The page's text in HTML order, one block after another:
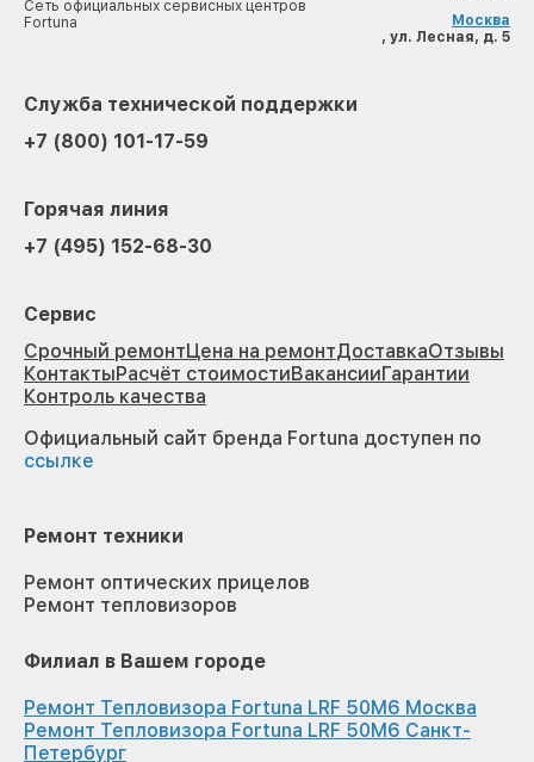
Сеть официальных сервисных центров
Fortuna
Москва
, ул. Лесная, д. 5
Служба технической поддержки
+7 (800) 101-17-59
Горячая линия
+7 (495) 152-68-30
Сервис
Срочный ремонтЦена на ремонтДоставкаОтзывы
КонтактыРасчёт стоимостиВакансииГарантии
Контроль качества
Официальный сайт бренда Fortuna доступен по
ссылке
Ремонт техники
Ремонт оптических прицелов
Ремонт тепловизоров
Филиал в Вашем городе
Ремонт Тепловизора Fortuna LRF 50M6 Москва
Ремонт Тепловизора Fortuna LRF 50M6 Санкт-
Петербург